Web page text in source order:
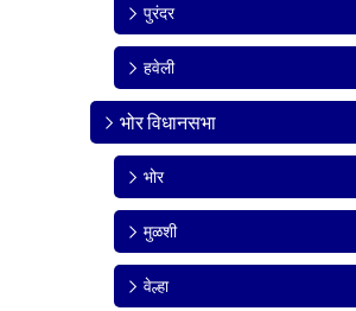
पुरंदर
हवेली
भोर विधानसभा
भोर
मुळशी
वेल्हा